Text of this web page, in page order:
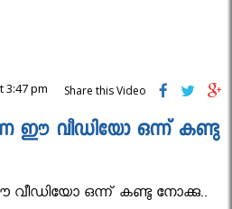
3:47 pm Share this Video
ഈ വീഡിയോ ഒന്ന് കണ്ടു
വീഡിയോ ഒന്ന് കണ്ടു നോക്കു..